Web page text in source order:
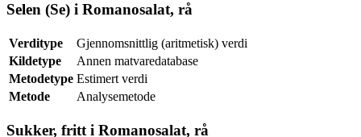
Selen (Se) i Romanosalat, rå
Verditype
Gjennomsnittlig (aritmetisk) verdi
Kildetype
Annen matvaredatabase
Metodetype Estimert verdi
Metode
Analysemetode
Sukker, fritt i Romanosalat, rå